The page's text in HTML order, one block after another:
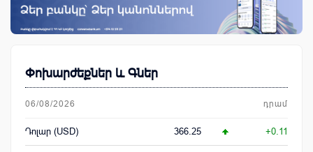
Փոխարժեքներ և Գներ
06/08/2026 դրամ
Դոլար (USD) 366.25 +0.11